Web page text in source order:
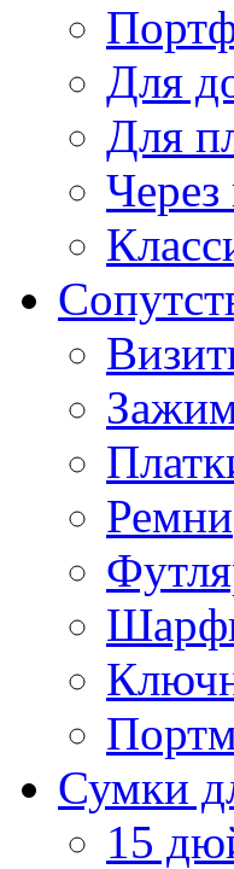
Для
Для
Через
Ремни
Сумки
15